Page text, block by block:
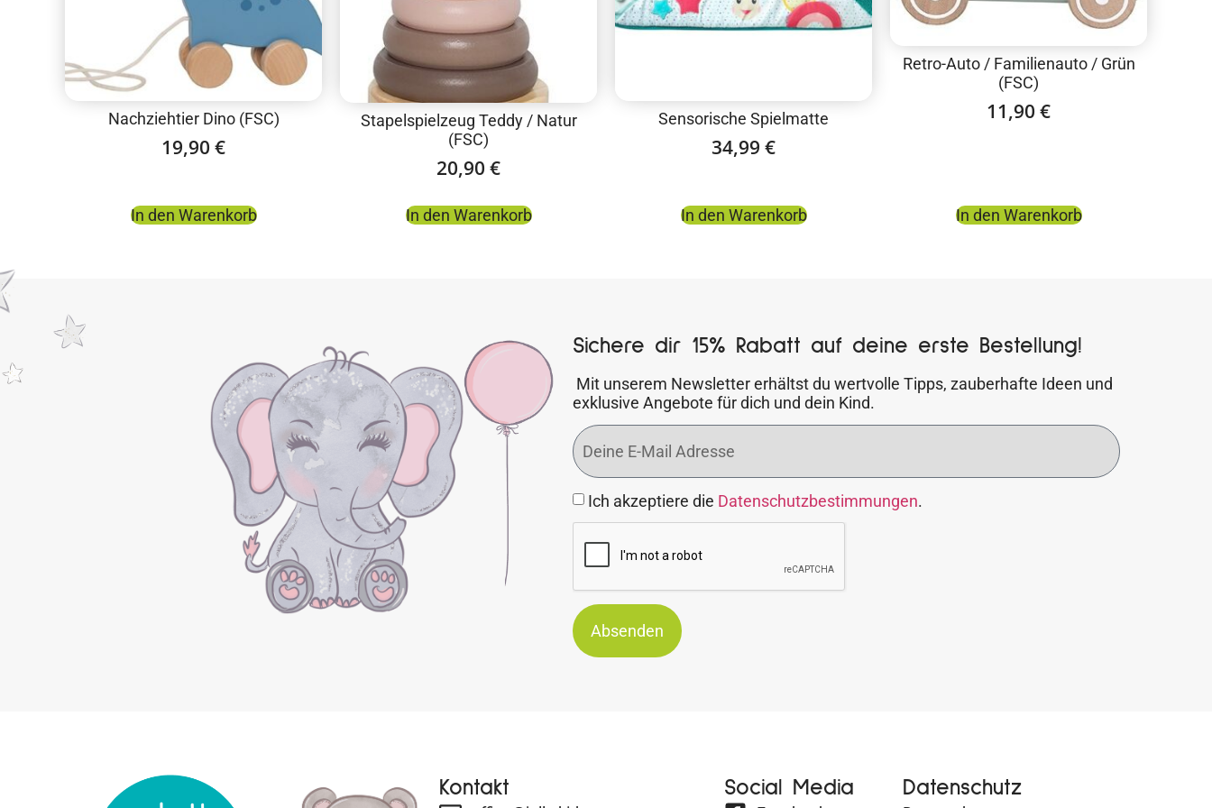
Nachziehtier Dino (FSC)
19,90 €
In den Warenkorb
Stapelspielzeug Teddy / Natur
(FSC)
20,90 €
In den Warenkorb
Sensorische Spielmatte
34,99 €
In den Warenkorb
Retro-Auto / Familienauto / Grün
(FSC)
11,90 €
In den Warenkorb
Sichere dir 15% Rabatt auf deine erste Bestellung!
Mit unserem Newsletter erhältst du wertvolle Tipps, zauberhafte Ideen und
exklusive Angebote für dich und dein Kind.
Ich akzeptiere die Datenschutzbestimmungen.
Absenden
Kontakt Social Media Datenschutz